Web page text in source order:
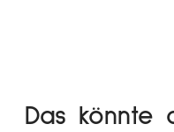
Das könnte